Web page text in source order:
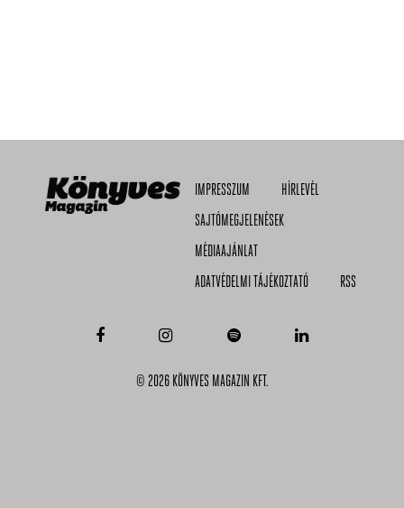
IMPRESSZUM
HÍRLEVÉL
SAJTÓMEGJELENÉSEK
MÉDIAAJÁNLAT
ADATVÉDELMI TÁJÉKOZTATÓ
RSS
© 2026 KÖNYVES MAGAZIN KFT.